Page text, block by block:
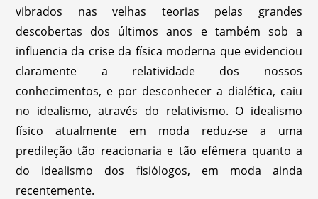
vibrados nas velhas teorias pelas grandes
descobertas dos últimos anos e também sob a
influencia da crise da física moderna que evidenciou
claramente a relatividade dos nossos
conhecimentos, e por desconhecer a dialética, caiu
no idealismo, através do relativismo. O idealismo
físico atualmente em moda reduz-se a uma
predileção tão reacionaria e tão efêmera quanto a
do idealismo dos fisiólogos, em moda ainda
recentemente.